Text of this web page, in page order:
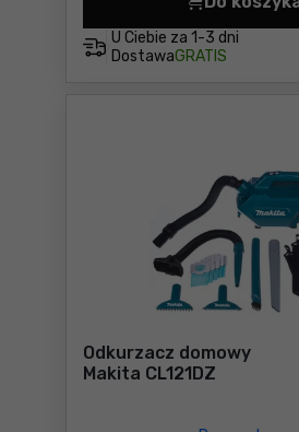
U Ciebie za 1-3 dni
DostawaGRATIS
Odkurzacz domowy
Makita CL121DZ